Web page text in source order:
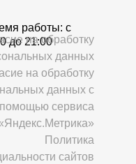
работы: c
до 21:00
на обработку
данных
на обработку
данных с
помощью сервиса
Политика
сайтов